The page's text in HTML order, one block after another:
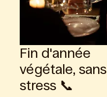
Fin d'année
végétale, sans
stress 📞